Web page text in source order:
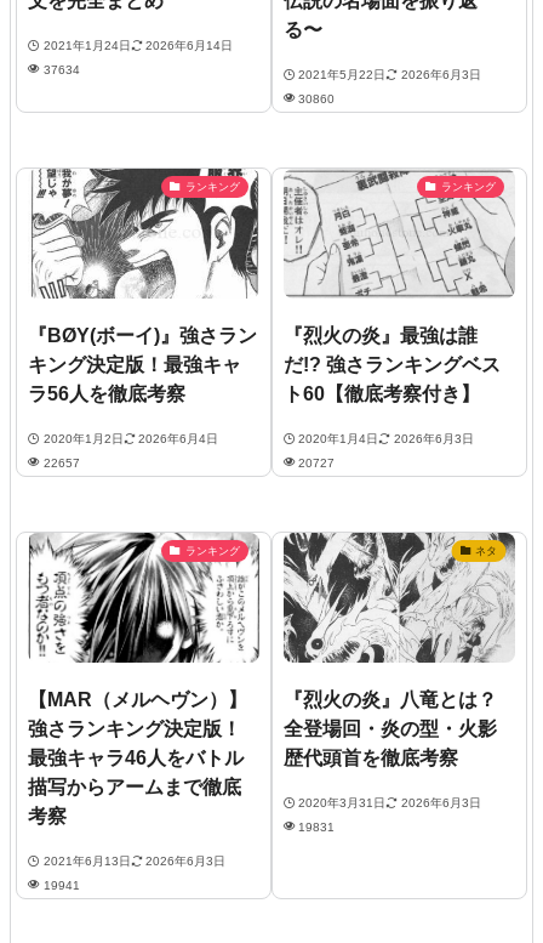
2021年1月24日
2026年6月14日
37634
る〜
2021年5月22日
2026年6月3日
30860
ランキング
『BØY(ボーイ)』強さラン
キング決定版！最強キャ
ラ56人を徹底考察
2020年1月2日
2026年6月4日
22657
ランキング
『烈火の炎』最強は誰
だ!? 強さランキングベス
ト60【徹底考察付き】
2020年1月4日
2026年6月3日
20727
ランキング
【MAR（メルヘヴン）】
強さランキング決定版！
最強キャラ46人をバトル
描写からアームまで徹底
考察
2021年6月13日
2026年6月3日
19941
ネタ
『烈火の炎』八竜とは？
全登場回・炎の型・火影
歴代頭首を徹底考察
2020年3月31日
2026年6月3日
19831